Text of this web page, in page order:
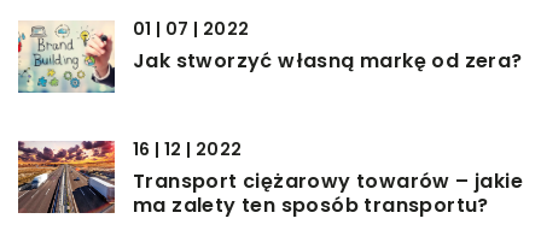
01 | 07 | 2022
Jak stworzyć własną markę od zera?
16 | 12 | 2022
Transport ciężarowy towarów – jakie
ma zalety ten sposób transportu?